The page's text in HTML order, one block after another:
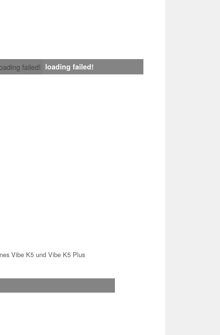
failed! loading failed!
Vibe K5 und Vibe K5 Plus